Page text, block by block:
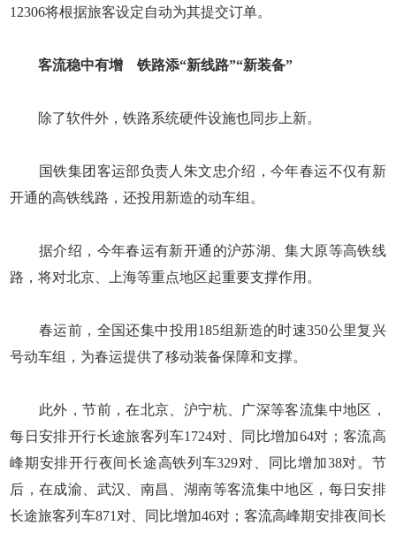
12306将根据旅客设定自动为其提交订单。
客流稳中有增 铁路添“新线路”“新装备”
除了软件外，铁路系统硬件设施也同步上新。
国铁集团客运部负责人朱文忠介绍，今年春运不仅有新
开通的高铁线路，还投用新造的动车组。
据介绍，今年春运有新开通的沪苏湖、集大原等高铁线
路，将对北京、上海等重点地区起重要支撑作用。
春运前，全国还集中投用185组新造的时速350公里复兴
号动车组，为春运提供了移动装备保障和支撑。
此外，节前，在北京、沪宁杭、广深等客流集中地区，
每日安排开行长途旅客列车1724对、同比增加64对；客流高
峰期安排开行夜间长途高铁列车329对、同比增加38对。节
后，在成渝、武汉、南昌、湖南等客流集中地区，每日安排
长途旅客列车871对、同比增加46对；客流高峰期安排夜间长